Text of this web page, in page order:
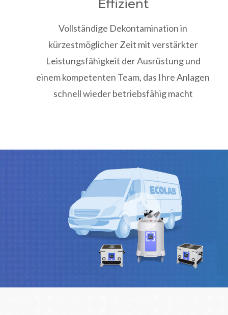
Effizient
Vollständige Dekontamination in
kürzestmöglicher Zeit mit verstärkter
Leistungsfähigkeit der Ausrüstung und
einem kompetenten Team, das Ihre Anlagen
schnell wieder betriebsfähig macht